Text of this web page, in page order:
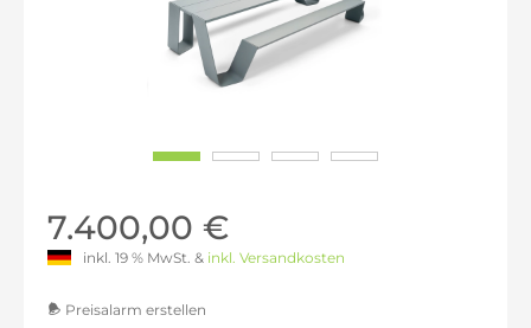
7.400,00 €
inkl. 19 % MwSt. & inkl. Versandkosten
Preisalarm erstellen